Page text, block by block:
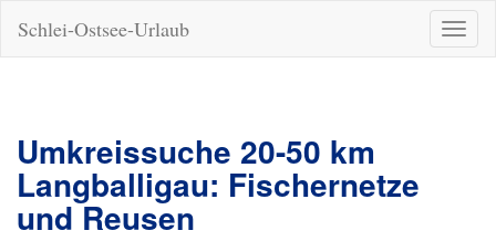
ein-/
Schlei-Ostsee-Urlaub
Umkreissuche 20-50 km
Langballigau: Fischernetze
und Reusen